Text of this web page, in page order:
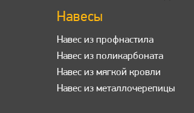
Навесы
Навес из профнастила
Навес из поликарбоната
Навес из мягкой кровли
Навес из металлочерепицы